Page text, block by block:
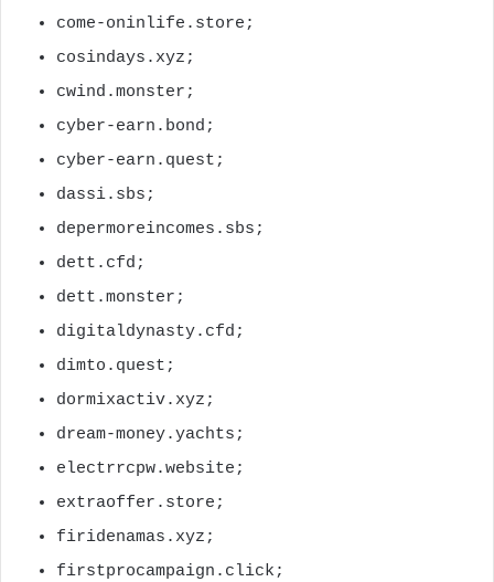
come-oninlife.store;
cosindays.xyz;
cwind.monster;
cyber-earn.bond;
cyber-earn.quest;
dassi.sbs;
depermoreincomes.sbs;
dett.cfd;
dett.monster;
digitaldynasty.cfd;
dimto.quest;
dormixactiv.xyz;
dream-money.yachts;
electrrcpw.website;
extraoffer.store;
firidenamas.xyz;
firstprocampaign.click;